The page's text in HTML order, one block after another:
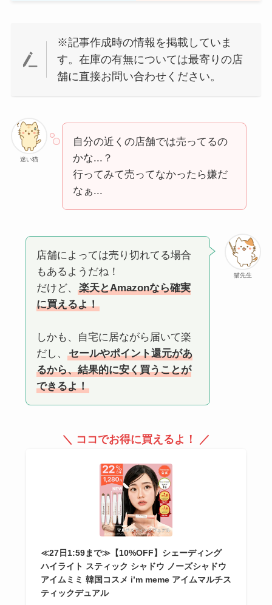
※記事作成時の情報を掲載していま
す。在庫の有無については最寄りの店
舗に直接お問い合わせください。
迷い猫
自分の近くの店舗では売ってるの
かな...？
行ってみて売ってなかったら嫌だ
なぁ...
猫先生
店舗によっては売り切れてる場合
もあるようだね！
だけど、
楽天とAmazonなら確実
に買えるよ！
しかも、自宅に居ながら届いて楽
だし、
セールやポイント還元があ
るから、結果的に安く買うことが
できるよ！
＼ ココでお得に買えるよ！ ／
≪27日1:59まで≫【10%OFF】シェーディング
ハイライト スティック シャドウ ノーズシャドウ
アイムミミ 韓国コスメ i’m meme アイムマルチス
ティックデュアル